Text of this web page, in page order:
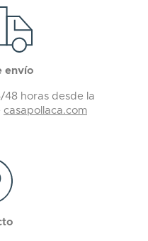
envío
horas desde la
casapollaca.com